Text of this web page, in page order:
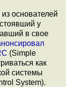
основателей
у
в свое
(Simple
как
системы
System).